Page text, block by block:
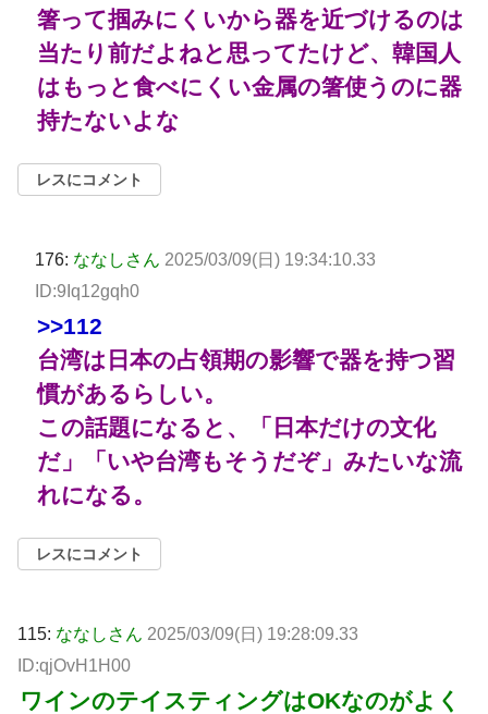
箸って掴みにくいから器を近づけるのは
当たり前だよねと思ってたけど、韓国人
はもっと食べにくい金属の箸使うのに器
持たないよな
レスにコメント
176: ななしさん 2025/03/09(日) 19:34:10.33
ID:9Iq12gqh0
>>112
台湾は日本の占領期の影響で器を持つ習
慣があるらしい。
この話題になると、「日本だけの文化
だ」「いや台湾もそうだぞ」みたいな流
れになる。
レスにコメント
115: ななしさん 2025/03/09(日) 19:28:09.33
ID:qjOvH1H00
ワインのテイスティングはOKなのがよく